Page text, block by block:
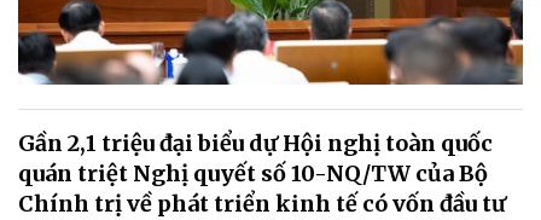
Gần 2,1 triệu đại biểu dự Hội nghị toàn quốc
quán triệt Nghị quyết số 10-NQ/TW của Bộ
Chính trị về phát triển kinh tế có vốn đầu tư